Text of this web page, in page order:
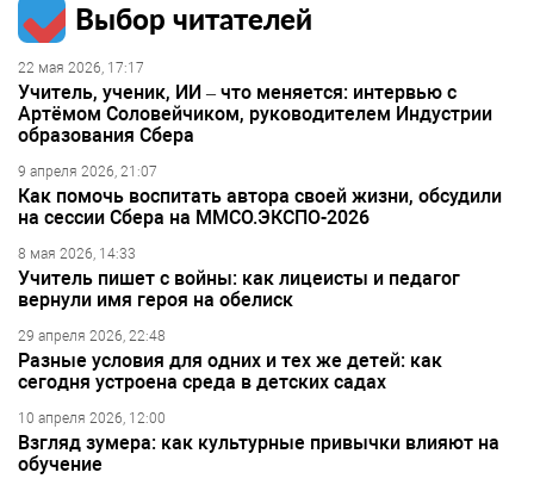
Выбор читателей
22 мая 2026, 17:17
Учитель, ученик, ИИ – что меняется: интервью с
Артёмом Соловейчиком, руководителем Индустрии
образования Сбера
9 апреля 2026, 21:07
Как помочь воспитать автора своей жизни, обсудили
на сессии Сбера на ММСО.ЭКСПО-2026
8 мая 2026, 14:33
Учитель пишет с войны: как лицеисты и педагог
вернули имя героя на обелиск
29 апреля 2026, 22:48
Разные условия для одних и тех же детей: как
сегодня устроена среда в детских садах
10 апреля 2026, 12:00
Взгляд зумера: как культурные привычки влияют на
обучение